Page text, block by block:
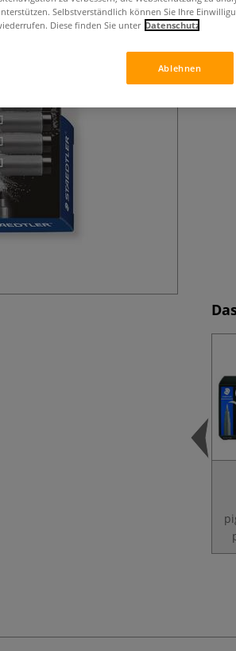
Vier
Selbstverständlich können Sie Ihre
Diese finden Sie unter Datenschutz
Ablehnen